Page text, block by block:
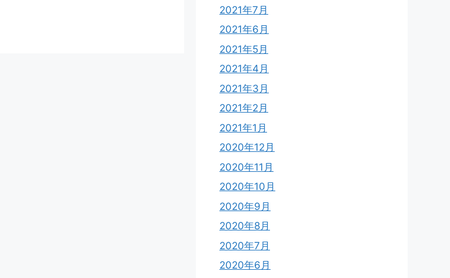
2021年7月
2021年6月
2021年5月
2021年4月
2021年3月
2021年2月
2021年1月
2020年12月
2020年11月
2020年10月
2020年9月
2020年8月
2020年7月
2020年6月